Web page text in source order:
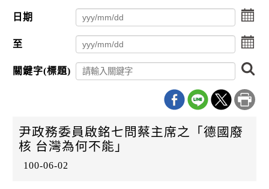
日期
點
擊
選
擇
期
日
至
點
擊
擇
期
迄
關鍵字(標題)
尋
尹政務委員啟銘七問蔡主席之「德國廢
核 台灣為何不能」
100-06-02